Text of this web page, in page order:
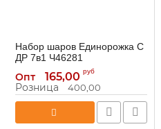
Набор шаров Единорожка С
ДР 7в1 Ч46281
Артикул: Ч46281
Опт 165,00 руб
Розница 400,00